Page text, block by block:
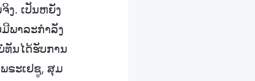
ງ. ເປັນຫຍັງ
ພາລະກຳລັງ
ທັນໄດ້ຮັບການ
ຣະເຢຊູ, ສຸມ